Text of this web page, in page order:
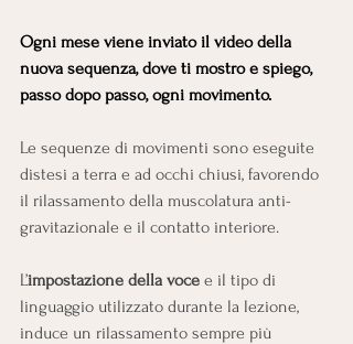
Ogni mese viene inviato il video della
nuova sequenza, dove ti mostro e spiego,
passo dopo passo, ogni movimento.
Le sequenze di movimenti sono eseguite
distesi a terra e ad occhi chiusi, favorendo
il rilassamento della muscolatura anti-
gravitazionale e il contatto interiore.
L’impostazione della voce e il tipo di
linguaggio utilizzato durante la lezione,
induce un rilassamento sempre più